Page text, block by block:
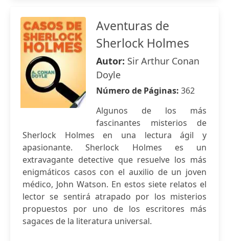
Aventuras de
Sherlock Holmes
Autor: Sir Arthur Conan
Doyle
Número de Páginas: 362
Algunos de los más
fascinantes misterios de
Sherlock Holmes en una lectura ágil y
apasionante. Sherlock Holmes es un
extravagante detective que resuelve los más
enigmáticos casos con el auxilio de un joven
médico, John Watson. En estos siete relatos el
lector se sentirá atrapado por los misterios
propuestos por uno de los escritores más
sagaces de la literatura universal.